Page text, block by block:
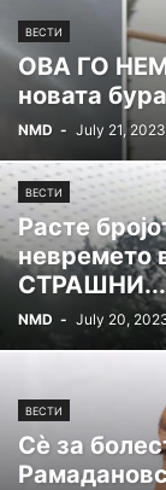
ВЕСТИ
ОВА ГО
новата
NMD - July 21, 2023
ВЕСТИ
Расте
невремето
СТРАШНИ...
NMD - July 20,
ВЕСТИ
Сè за